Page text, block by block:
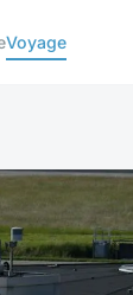
Voyage